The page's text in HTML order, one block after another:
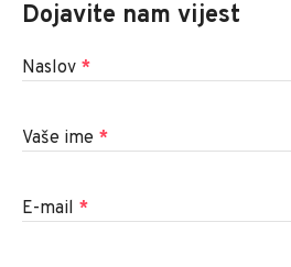
Dojavite nam vijest
Naslov *
Vaše ime *
E-mail *